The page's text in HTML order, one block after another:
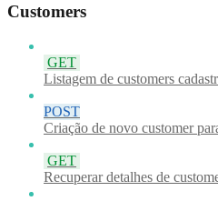
Customers
GET
Listagem de customers
POST
Criação de novo customer
GET
Recuperar detalhes de